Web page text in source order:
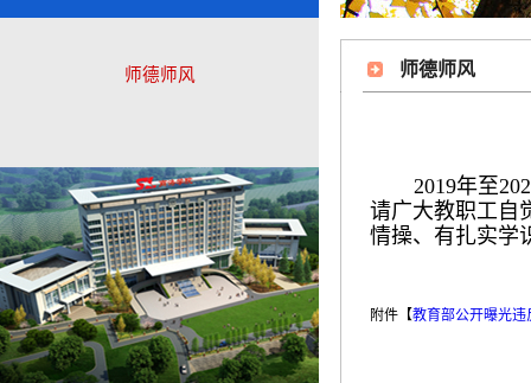
师德师风 师德师风
2019年至
请广大教职工自
情操、有扎实学
附件【教育部公开曝光违